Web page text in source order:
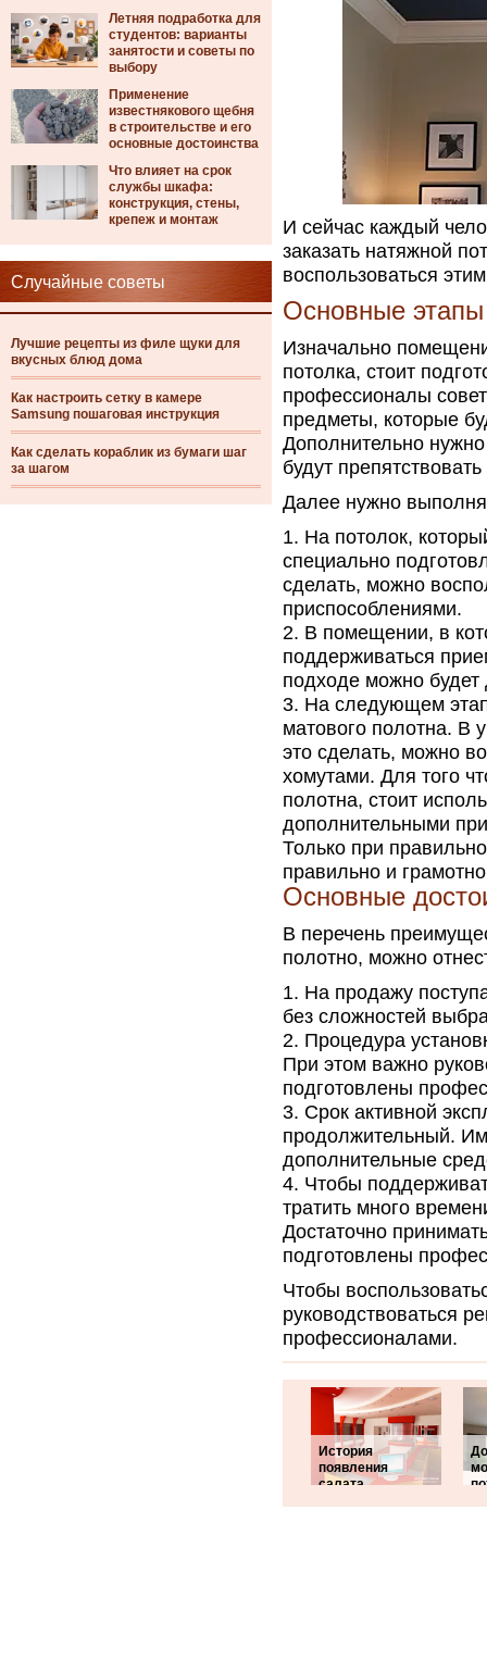
Летняя подработка для
студентов: варианты
занятости и советы по
выбору
Применение
известнякового щебня
в строительстве и его
основные достоинства
Что влияет на срок
службы шкафа:
конструкция, стены,
крепеж и монтаж
Случайные советы
Лучшие рецепты из филе щуки для
вкусных блюд дома
Как настроить сетку в камере
Samsung пошаговая инструкция
Как сделать кораблик из бумаги шаг
за шагом
И сейчас каждый
заказать натяжной
воспользоваться
Основные
Изначально
потолка, стоит
профессионалы
предметы, которые
Дополнительно
будут
Далее нужно
На потолок,
специально
сделать, можно
приспособлениями.
В помещении, в
поддерживаться
подходе можно будет
На следующем
матового полотна. В
это сделать, можно
хомутами. Для того
полотна, стоит
дополнительными
Только при
правильно и
Основные
В перечень
полотно, можно
На продажу
без сложностей
Процедура
При этом важно
подготовлены
Срок активной
продолжительный.
дополнительные
Чтобы
тратить много
Достаточно
подготовлены
Чтобы
руководствоваться
профессионалами.
История
появления
салата